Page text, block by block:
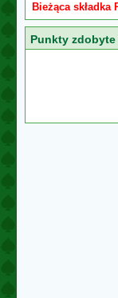
Bieżąca składka
Punkty